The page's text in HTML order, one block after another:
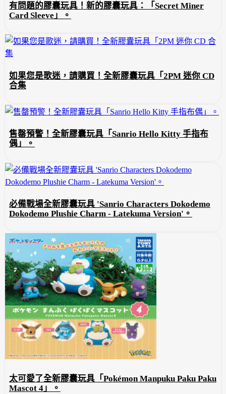
有問題的膠囊玩具！新的膠囊玩具：「Secret Miner
Card Sleeve」。
如果您是歌迷，請購買！全新膠囊玩具「2PM 迷你 CD
合集
售罄預警！全新膠囊玩具「Sanrio Hello Kitty 手指布
偶」。
必備戰場全新膠囊玩具 'Sanrio Characters Dokodemo
Dokodemo Plushie Charm - Latekuma Version'。
太可愛了全新膠囊玩具「Pokémon Manpuku Paku Paku
Mascot 4」。